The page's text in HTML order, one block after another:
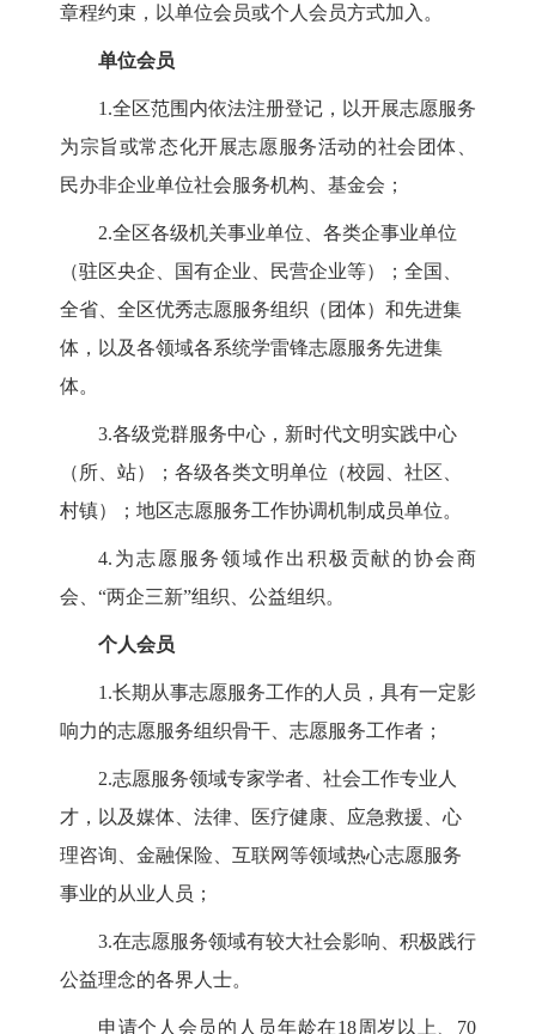
章程约束，以单位会员或个人会员方式加入。
单位会员
1 .全区范围内依法注册登记，以开展志愿服务
为宗旨或常态化开展志愿服务活动的社会团体、
民办非企业单位社会服务机构、基金会；
2.全区各级机关事业单位、各类企事业单位
（驻区央企、国有企业、民营企业等）；全国、
全省、全区优秀志愿服务组织（团体）和先进集
体，以及各领域各系统学雷锋志愿服务先进集
体。
3.各级党群服务中心，新时代文明实践中心
（所、站）；各级各类文明单位（校园、社区、
村镇）；地区志愿服务工作协调机制成员单位。
4.为志愿服务领域作出积极贡献的协会商
会、“两企三新”组织、公益组织。
个人会员
1 .长期从事志愿服务工作的人员，具有一定影
响力的志愿服务组织骨干、志愿服务工作者；
2.志愿服务领域专家学者、社会工作专业人
才，以及媒体、法律、医疗健康、应急救援、心
理咨询、金融保险、互联网等领域热心志愿服务
事业的从业人员；
3.在志愿服务领域有较大社会影响、积极践行
公益理念的各界人士。
申请个人会员的人员年龄在18周岁以上、 70